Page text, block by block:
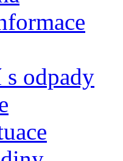
odpady